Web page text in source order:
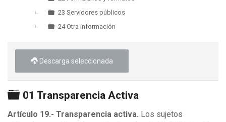
23 Servidores públicos
24 Otra información
Descarga seleccionada
Carpeta
01 Transparencia Activa
Artículo 19.- Transparencia activa. Los sujetos